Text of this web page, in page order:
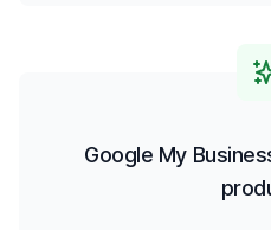
Google My